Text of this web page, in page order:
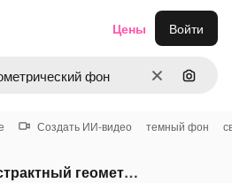
ОчиститьПоиск
Цены Войти
Создать ИИ-видео темный фон
Фото По Запросу Абстрактный геометрический фон